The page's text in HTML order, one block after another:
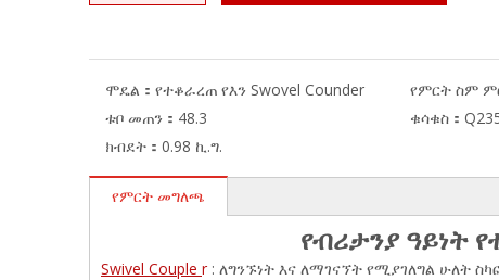
ሞዴል： የተቆራረጠ የእን Swovel Counder የምርት ስም
ቱቦ መጠን： 48.3 ቁሳቁስ：
ክብደት： 0.98 ኪ.ግ.
የምርት መግለጫ
የብሪታንያ ዓይነት
Swivel Couple r : ለግንኙነት እና ለማገናኘት የሚያገለግል ሁለት